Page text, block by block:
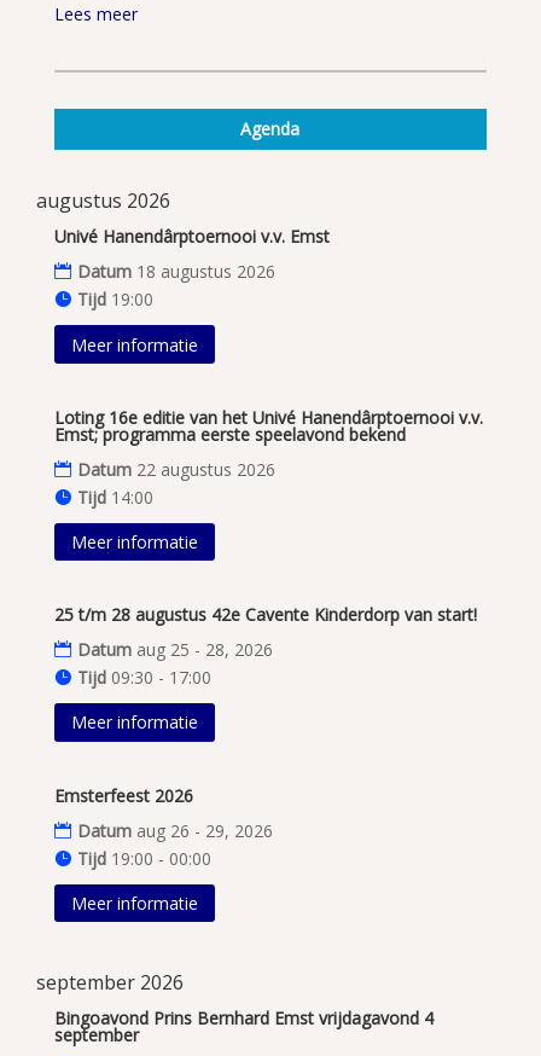
Lees meer
Agenda
augustus 2026
Univé Hanendârptoernooi v.v. Emst
Datum 18 augustus 2026
Tijd 19:00
Meer informatie
Loting 16e editie van het Univé Hanendârptoernooi v.v.
Emst; programma eerste speelavond bekend
Datum 22 augustus 2026
Tijd 14:00
Meer informatie
25 t/m 28 augustus 42e Cavente Kinderdorp van start!
Datum aug 25 - 28, 2026
Tijd 09:30 - 17:00
Meer informatie
Emsterfeest 2026
Datum aug 26 - 29, 2026
Tijd 19:00 - 00:00
Meer informatie
september 2026
Bingoavond Prins Bernhard Emst vrijdagavond 4
september